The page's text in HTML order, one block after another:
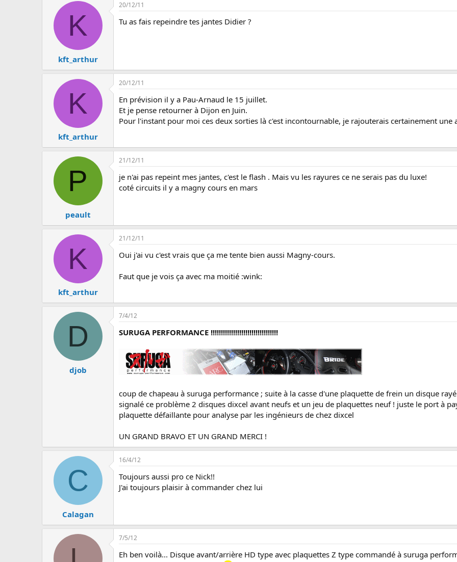
K
kft_arthur
20/12/11
Tu as fais repeindre tes jantes Didier ?
K
kft_arthur
20/12/11
En prévision il y a Pau-Arnaud le 15 juillet.
Et je pense retourner à Dijon en Juin.
Pour l'instant pour moi ces deux sorties là c'est incontournable, je rajouterais certainement une
P
peault
21/12/11
je n'ai pas repeint mes jantes, c'est le flash . Mais vu les rayures ce ne serais pas du luxe!
coté circuits il y a magny cours en mars
K
kft_arthur
21/12/11
Oui j'ai vu c'est vrais que ça me tente bien aussi Magny-cours.
Faut que je vois ça avec ma moitié :wink:
D
djob
7/4/12
SURUGA PERFORMANCE !!!!!!!!!!!!!!!!!!!!!!!!!!!!!!!!!
coup de chapeau à suruga performance ; suite à la casse d'une plaquette de frein un disque
signalé ce problème 2 disques dixcel avant neufs et un jeu de plaquettes neuf ! juste le port à
plaquette défaillante pour analyse par les ingénieurs de chez dixcel
UN GRAND BRAVO ET UN GRAND MERCI !
C
Calagan
16/4/12
Toujours aussi pro ce Nick!!
J'ai toujours plaisir à commander chez lui
7/5/12
Eh ben voilà... Disque avant/arrière HD type avec plaquettes Z type commandé à suruga